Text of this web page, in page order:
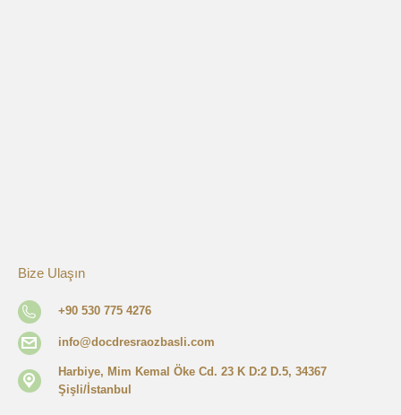
Bize Ulaşın
+90 530 775 4276
info@docdresraozbasli.com
Harbiye, Mim Kemal Öke Cd. 23 K D:2 D.5, 34367
Şişli/İstanbul